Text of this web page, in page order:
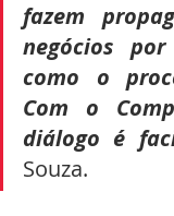
fazem
negócios
como o
Com o
diálogo é
Souza.